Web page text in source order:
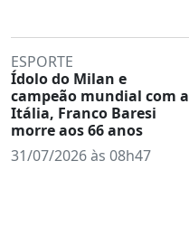
ESPORTE
Ídolo do Milan e
campeão mundial com a
Itália, Franco Baresi
morre aos 66 anos
31/07/2026 às 08h47